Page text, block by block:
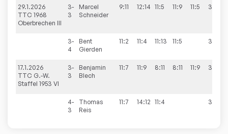
29.1.2026
TTC 1968
Oberbrechen III
3-
3
Marcel
Schneider
9:11 12:14 11:5 11:9 11:5 3:2
3-
4
Bent
Gierden
11:2 11:4 11:13 11:5 3:1
17.1.2026
TTC G.-W.
Staffel 1953 VI
3-
3
Benjamin
Blech
11:7 11:9 8:11 8:11 11:9 3:2
4-
3
Thomas
Reis
11:7 14:12 11:4 3:0